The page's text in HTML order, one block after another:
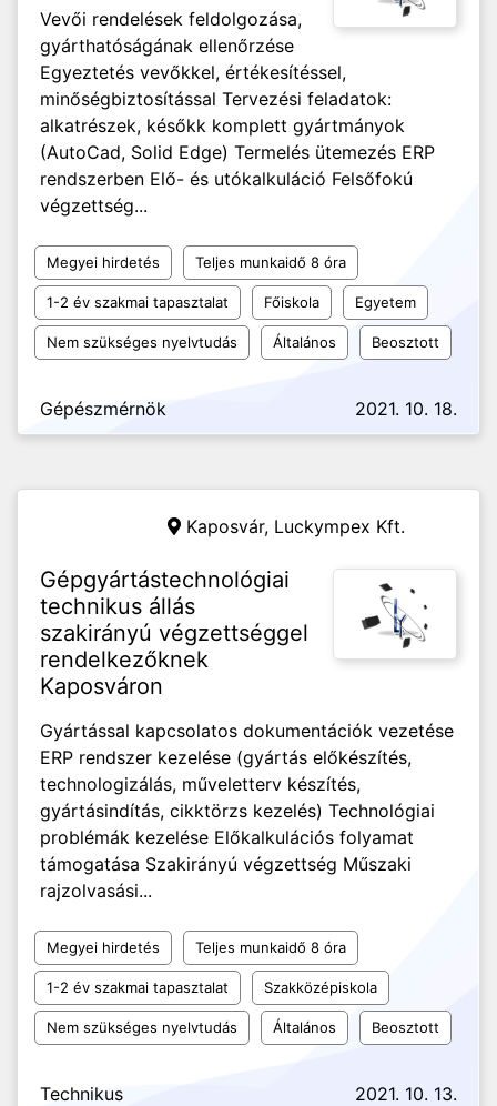
Vevői rendelések feldolgozása,
gyárthatóságának ellenőrzése
Egyeztetés vevőkkel, értékesítéssel,
minőségbiztosítással Tervezési feladatok:
alkatrészek, későkk komplett gyártmányok
(AutoCad, Solid Edge) Termelés ütemezés ERP
rendszerben Elő- és utókalkuláció Felsőfokú
végzettség...
Megyei hirdetés Teljes munkaidő 8 óra
1-2 év szakmai tapasztalat Főiskola Egyetem
Nem szükséges nyelvtudás Általános Beosztott
Gépészmérnök 2021. 10. 18.
Kaposvár, Luckympex Kft.
Gépgyártástechnológiai
technikus állás
szakirányú végzettséggel
rendelkezőknek
Kaposváron
Gyártással kapcsolatos dokumentációk vezetése
ERP rendszer kezelése (gyártás előkészítés,
technologizálás, műveletterv készítés,
gyártásindítás, cikktörzs kezelés) Technológiai
problémák kezelése Előkalkulációs folyamat
támogatása Szakirányú végzettség Műszaki
rajzolvasási...
Megyei hirdetés Teljes munkaidő 8 óra
1-2 év szakmai tapasztalat Szakközépiskola
Nem szükséges nyelvtudás Általános Beosztott
Technikus 2021. 10. 13.